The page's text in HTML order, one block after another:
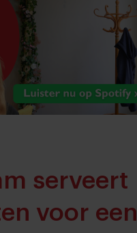
serveert
voor een